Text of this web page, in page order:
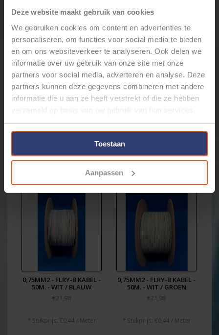
Deze website maakt gebruik van cookies
We gebruiken cookies om content en advertenties te
personaliseren, om functies voor social media te bieden
en om ons websiteverkeer te analyseren. Ook delen we
informatie over uw gebruik van onze site met onze
partners voor social media, adverteren en analyse. Deze
partners kunnen deze gegevens combineren met andere
informatie die u aan ze heeft verstrekt of die ze hebben
verzameld op basis van uw gebruik van hun services.
Toestaan
Aanpassen
50M. - GROEN / ROOD
* Stukprijs: €0,44 / Meter
50M. - WIT / GEEL
* Stukprijs: €0,44 / Meter
0,75MM2 - FLRY-B KABEL -
50M. - WIT / BLAUW
€21,98
* Stukprijs: €0,44 / Meter
0,75MM2 - FLRY-B KABEL -
50M. - WIT / GROEN
€21,98
* Stukprijs: €0,44 / Meter